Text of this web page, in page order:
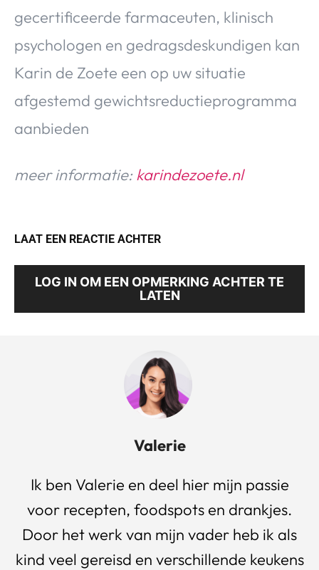
gecertificeerde farmaceuten, klinisch
psychologen en gedragsdeskundigen kan
Karin de Zoete een op uw situatie
afgestemd gewichtsreductieprogramma
aanbieden
meer informatie: karindezoete.nl
LAAT EEN REACTIE ACHTER
LOG IN OM EEN OPMERKING ACHTER TE
LATEN
Valerie
Ik ben Valerie en deel hier mijn passie
voor recepten, foodspots en drankjes.
Door het werk van mijn vader heb ik als
kind veel gereisd en verschillende keukens